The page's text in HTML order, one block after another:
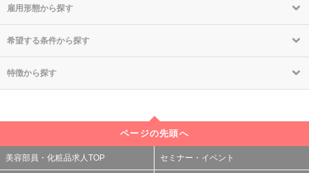
雇用形態から探す
希望する条件から探す
特徴から探す
ページの先頭へ
美容部員・化粧品求人TOP セミナー・イベント